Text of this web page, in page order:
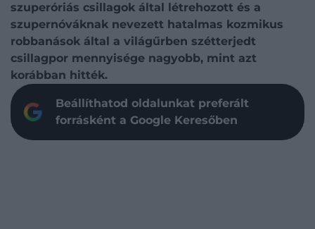
szuperóriás csillagok által létrehozott és a
szupernóváknak nevezett hatalmas kozmikus
robbanások által a világűrben szétterjedt
csillagpor mennyisége nagyobb, mint azt
korábban hitték.
Beállíthatod oldalunkat preferált
forrásként a Google Keresőben